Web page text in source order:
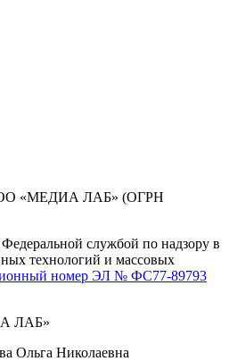
«МЕДИА ЛАБ» (ОГРН
службой по надзору в
технологий и массовых
номер ЭЛ № ФС77-89793
ЛАБ»
Ольга Николаевна